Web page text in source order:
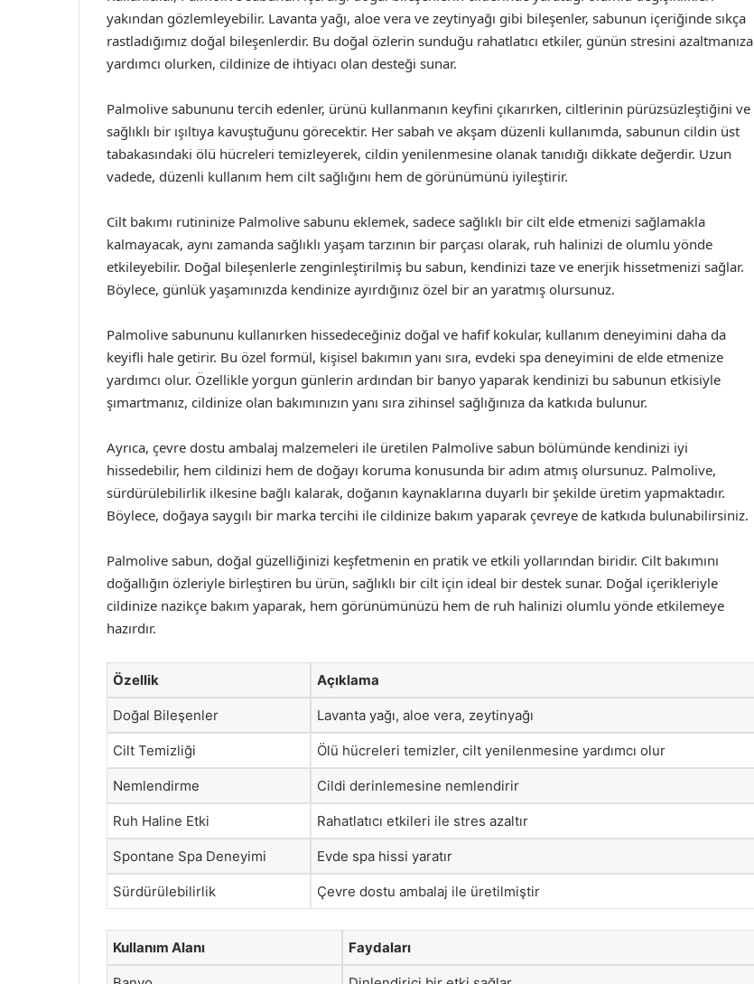
yakından gözlemleyebilir. Lavanta yağı, aloe vera ve zeytinyağı gibi bileşenler, sabunun içeriğinde sıkça
rastladığımız doğal bileşenlerdir. Bu doğal özlerin sunduğu rahatlatıcı etkiler, günün stresini azaltmanıza
yardımcı olurken, cildinize de ihtiyacı olan desteği sunar.
Palmolive sabununu tercih edenler, ürünü kullanmanın keyfini çıkarırken, ciltlerinin pürüzsüzleştiğini ve
sağlıklı bir ışıltıya kavuştuğunu görecektir. Her sabah ve akşam düzenli kullanımda, sabunun cildin üst
tabakasındaki ölü hücreleri temizleyerek, cildin yenilenmesine olanak tanıdığı dikkate değerdir. Uzun
vadede, düzenli kullanım hem cilt sağlığını hem de görünümünü iyileştirir.
Cilt bakımı rutininize Palmolive sabunu eklemek, sadece sağlıklı bir cilt elde etmenizi sağlamakla
kalmayacak, aynı zamanda sağlıklı yaşam tarzının bir parçası olarak, ruh halinizi de olumlu yönde
etkileyebilir. Doğal bileşenlerle zenginleştirilmiş bu sabun, kendinizi taze ve enerjik hissetmenizi sağlar.
Böylece, günlük yaşamınızda kendinize ayırdığınız özel bir an yaratmış olursunuz.
Palmolive sabununu kullanırken hissedeceğiniz doğal ve hafif kokular, kullanım deneyimini daha da
keyifli hale getirir. Bu özel formül, kişisel bakımın yanı sıra, evdeki spa deneyimini de elde etmenize
yardımcı olur. Özellikle yorgun günlerin ardından bir banyo yaparak kendinizi bu sabunun etkisiyle
şımartmanız, cildinize olan bakımınızın yanı sıra zihinsel sağlığınıza da katkıda bulunur.
Ayrıca, çevre dostu ambalaj malzemeleri ile üretilen Palmolive sabun bölümünde kendinizi iyi
hissedebilir, hem cildinizi hem de doğayı koruma konusunda bir adım atmış olursunuz. Palmolive,
sürdürülebilirlik ilkesine bağlı kalarak, doğanın kaynaklarına duyarlı bir şekilde üretim yapmaktadır.
Böylece, doğaya saygılı bir marka tercihi ile cildinize bakım yaparak çevreye de katkıda bulunabilirsiniz.
Palmolive sabun, doğal güzelliğinizi keşfetmenin en pratik ve etkili yollarından biridir. Cilt bakımını
doğallığın özleriyle birleştiren bu ürün, sağlıklı bir cilt için ideal bir destek sunar. Doğal içerikleriyle
cildinize nazikçe bakım yaparak, hem görünümünüzü hem de ruh halinizi olumlu yönde etkilemeye
hazırdır.
Özellik Açıklama
Doğal Bileşenler Lavanta yağı, aloe vera, zeytinyağı
Cilt Temizliği Ölü hücreleri temizler, cilt yenilenmesine yardımcı olur
Nemlendirme Cildi derinlemesine nemlendirir
Ruh Haline Etki Rahatlatıcı etkileri ile stres azaltır
Spontane Spa Deneyimi Evde spa hissi yaratır
Sürdürülebilirlik Çevre dostu ambalaj ile üretilmiştir
Kullanım Alanı Faydaları